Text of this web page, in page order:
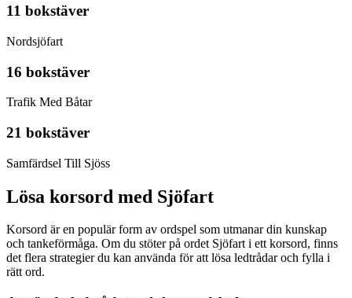
11 bokstäver
Nordsjöfart
16 bokstäver
Trafik Med Båtar
21 bokstäver
Samfärdsel Till Sjöss
Lösa korsord med Sjöfart
Korsord är en populär form av ordspel som utmanar din kunskap
och tankeförmåga. Om du stöter på ordet Sjöfart i ett korsord, finns
det flera strategier du kan använda för att lösa ledtrådar och fylla i
rätt ord.